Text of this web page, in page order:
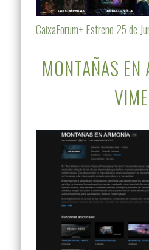
CaixaForum+ Estreno 25 de
MONTAÑAS